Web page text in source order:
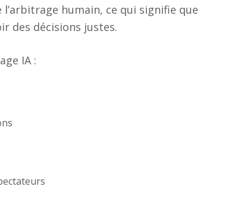
humain, ce qui signifie que
des décisions justes.
IA :